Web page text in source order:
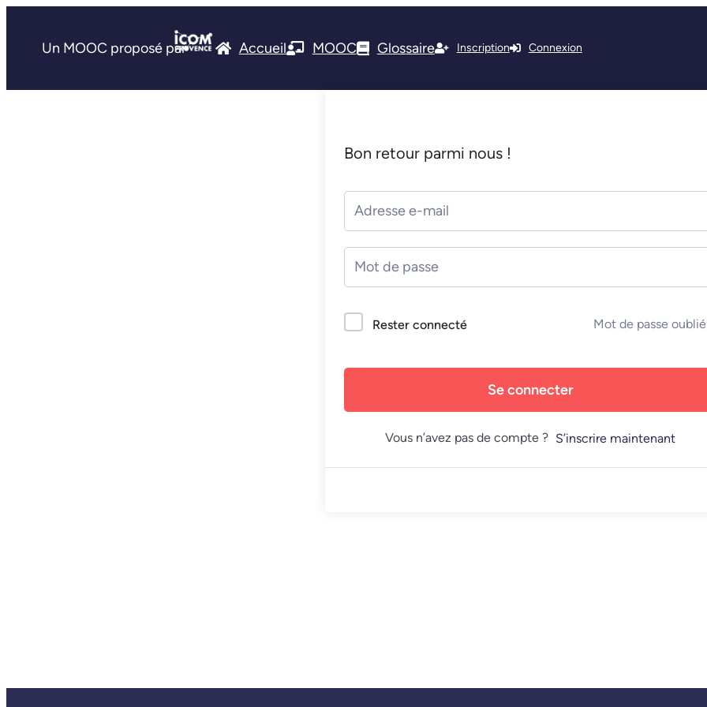
Un MOOC proposé par Accueil MOOC Glossaire Inscription Connexion
Bon retour parmi nous !
Rester connecté Mot de passe
Se connecter
Vous n’avez pas de compte ? S’inscrire maintenant